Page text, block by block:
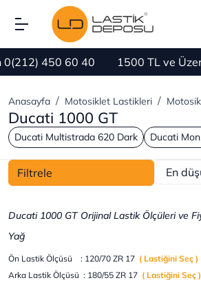
450 60 40 1500 TL ve Üzeri
Anasayfa Motosiklet Lastikleri
Ducati 1000 GT
Ducati Multistrada 620 Dark Ducati
Filtrele
Ducati 1000 GT Orijinal Lastik Ölçüleri ve
Yağ
Ön Lastik Ölçüsü : 120/70 ZR 17 ( Lastiğini Seç )
Arka Lastik Ölçüsü : 180/55 ZR 17 ( Lastiğini Seç )